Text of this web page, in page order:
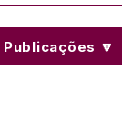
Publicações 🔽